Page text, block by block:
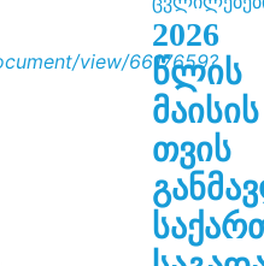
2026
წლის
მაისის
თვის